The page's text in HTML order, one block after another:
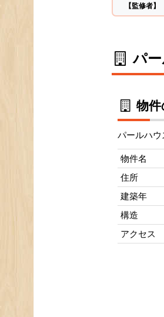
【監修者】
パ
物
パールハウ
物件名
住所
建築年
構造
アクセス